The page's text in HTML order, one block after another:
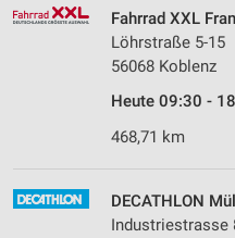
Fahrrad XXL
Löhrstraße 5-15
56068 Koblenz
Heute 09:30 -
468,71 km
DECATHLON
Industriestrasse